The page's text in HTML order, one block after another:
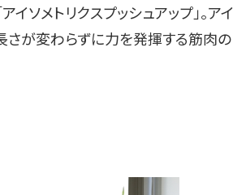
ソメトリクスプッシュアップ」。アイ
さが変わらずに力を発揮する筋肉の